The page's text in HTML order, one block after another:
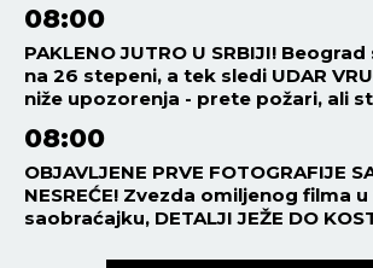
08:00
PAKLENO JUTRO U SRBIJI!
na 26 stepeni, a tek sledi UDAR
niže upozorenja - prete požari, ali
08:00
OBJAVLJENE PRVE FOTOGRAFIJE
NESREĆE! Zvezda omiljenog filma
saobraćajku, DETALJI JEŽE DO